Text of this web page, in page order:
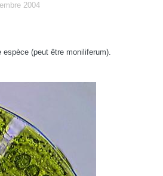
2004
(peut être moniliferum).